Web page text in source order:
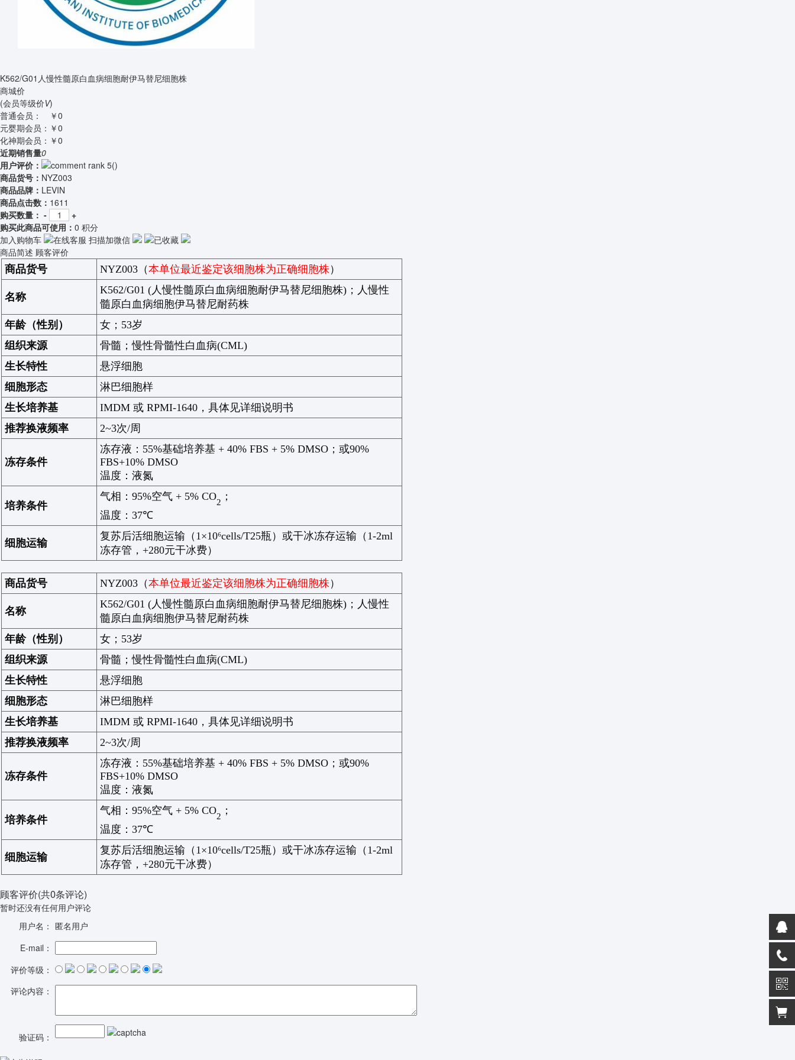
K562/G01人慢性髓原白血病细胞耐伊马替尼细胞株
商城价
(会员等级价V)
普通会员：
￥0
元婴期会员： ￥0
化神期会员： ￥0
近期销售量0
用户评价：
()
商品货号： NYZ003
商品品牌： LEVIN
商品点击数： 1611
购买数量： -
+
购买此商品可使用： 0 积分
加入购物车
在线客服 扫描加微信
已收藏
商品简述 顾客评价
商品货号
NYZ003（本单位最近鉴定该细胞株为正确细胞株）
名称
K562/G01 (人慢性髓原白血病细胞耐伊马替尼细胞株) ； 人慢性
髓原白血病细胞伊马替尼耐药株
年龄（性别）
女； 53岁
组织来源
骨髓；慢性骨髓性白血病(CML)
生长特性
悬浮细胞
细胞形态
淋巴细胞样
生长培养基
IMDM 或 RPMI-1640，具体见详细说明书
推荐换液频率
2~3次/周
冻存条件
冻存液： 55%基础培养基 + 40% FBS + 5% DMSO ；或90%
FBS+10% DMSO
温度：液氮
培养条件
气相：95%空气 + 5% CO2 ；
温度：37℃
细胞运输
复苏后活细胞运输（ 1×10⁶cells/T25瓶）或干冰冻存运输（ 1-2ml
冻存管， +280元干冰费）
商品货号 NYZ003（本单位最近鉴定该细胞株为正确细胞株）
名称
K562/G01 (人慢性髓原白血病细胞耐伊马替尼细胞株) ； 人慢性
髓原白血病细胞伊马替尼耐药株
年龄（性别）
女； 53岁
组织来源
骨髓；慢性骨髓性白血病(CML)
生长特性
悬浮细胞
细胞形态
淋巴细胞样
生长培养基
IMDM 或 RPMI-1640，具体见详细说明书
推荐换液频率
2~3次/周
冻存条件
冻存液： 55%基础培养基 + 40% FBS + 5% DMSO ；或90%
FBS+10% DMSO
温度：液氮
培养条件
气相：95%空气 + 5% CO2 ；
温度：37℃
细胞运输
复苏后活细胞运输（ 1×10⁶cells/T25瓶）或干冰冻存运输（ 1-2ml
冻存管， +280元干冰费）
顾客评价(共0条评论)
暂时还没有任何用户评论
用户名： 匿名用户
E-mail：
评价等级：
评论内容：
验证码：